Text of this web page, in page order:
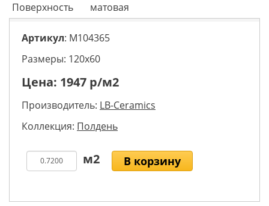
Поверхность
матовая
Артикул: M104365
Размеры: 120х60
Цена: 1947 р/м2
Производитель: LB-Ceramics
Коллекция: Полдень
В корзину